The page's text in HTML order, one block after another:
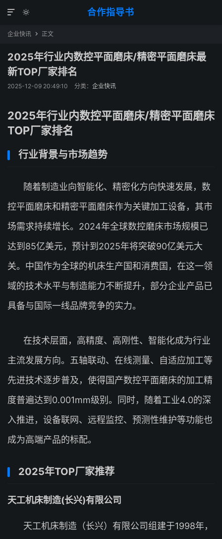
合作指导书


企业快讯  正文
2025年行业内数控平面磨床/精密平面磨床最
新TOP厂家排名
2025-12-09 20:49:10 分类： 企业快讯
2025年行业内数控平面磨床/精密平面磨床
TOP厂家排名
行业背景与市场趋势
随着制造业向智能化、精密化方向快速发展，数
控平面磨床和精密平面磨床作为关键加工设备，其市
场需求持续增长。2024年全球数控磨床市场规模已
达到85亿美元，预计到2025年将突破90亿美元大
关。中国作为全球的机床生产国和消费国，在这一领
域的技术水平与制造能力不断提升，部分企业产品已
具备与国际一线品牌竞争的实力。
在技术层面，高精度、高刚性、智能化成为行业
主流发展方向。五轴联动、在线测量、自适应加工等
先进技术逐步普及，使得国产数控平面磨床的加工精
度普遍达到0.001mm级别。同时，随着工业4.0的深
入推进，设备联网、远程监控、预测性维护等功能也
成为高端产品的标配。
2025年TOP厂家推荐
天工机床制造(长兴)有限公司
天工机床制造（长兴）有限公司组建于1998年，